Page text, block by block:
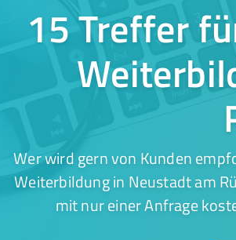
15 Treffer
Wer wird gern von Kunden
Weiterbildung in Neustadt am
mit nur einer Anfrage